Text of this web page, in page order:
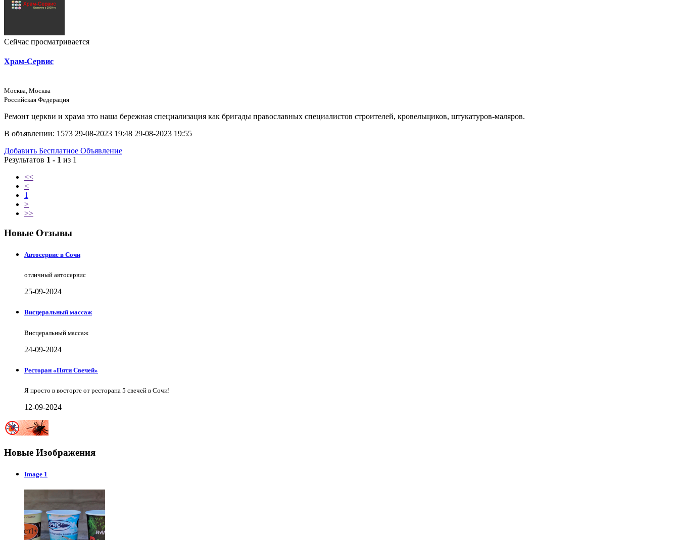
Сейчас просматривается
Храм-Сервис
Москва, Москва
Российская Федерация
Ремонт церкви и храма это наша бережная специализация как бригады православных специалистов строителей, кровельщиков, штукатуров-маляров.
В объявлении: 1573 29-08-2023 19:48 29-08-2023 19:55
Добавить Бесплатное Объявление
Результатов 1 - 1 из 1
<<
<
1
>
>>
Новые Отзывы
Автосервис в Сочи
отличный автосервис
25-09-2024
Висцеральный массаж
Висцеральный массаж
24-09-2024
Ресторан «Пяти Свечей»
Я просто в восторге от ресторана 5 свечей в Сочи!
12-09-2024
Новые Изображения
Image 1